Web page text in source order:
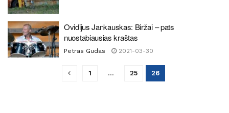
Ovidijus Jankauskas: Biržai – pats
nuostabiausias kraštas
Petras Gudas 2021-03-30
1 … 25 26